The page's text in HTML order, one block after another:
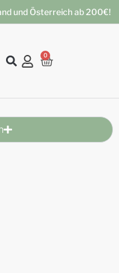
und Österreich ab 200€!
0